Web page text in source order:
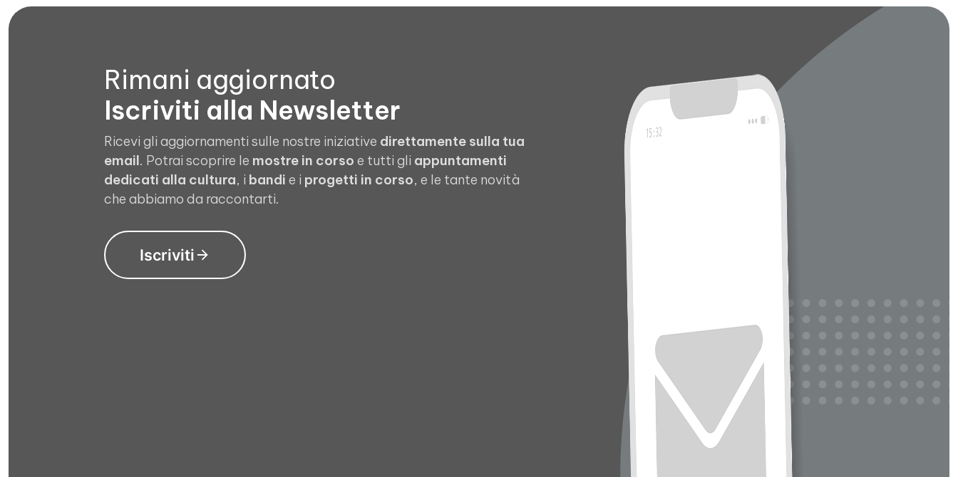
Rimani aggiornato
Iscriviti alla Newsletter
Ricevi gli aggiornamenti sulle nostre iniziative direttamente sulla tua
email. Potrai scoprire le mostre in corso e tutti gli appuntamenti
dedicati alla cultura, i bandi e i progetti in corso, e le tante novità
che abbiamo da raccontarti.
Iscriviti